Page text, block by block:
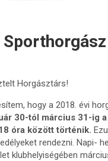
Horgásztárs!
hogy a 2018. évi
30-tól március 31-ig
óra között történik.
rendezni. Napi-
klubhelyiségében